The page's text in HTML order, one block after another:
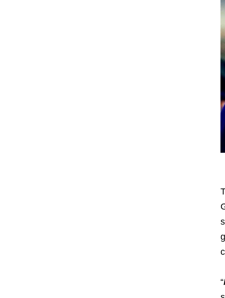
“